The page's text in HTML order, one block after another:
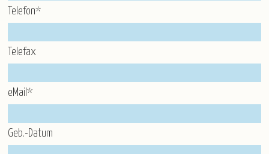
Telefon*
Telefax
eMail*
Geb.-Datum